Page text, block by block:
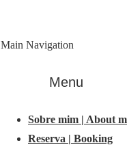
Main Navigation
Menu
Sobre mim | About
Reserva | Booking